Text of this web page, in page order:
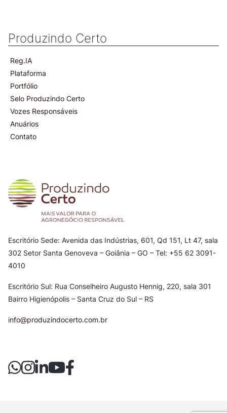
Produzindo Certo
Reg.IA
Plataforma
Portfólio
Selo Produzindo Certo
Vozes Responsáveis
Anuários
Contato
Escritório Sede: Avenida das Indústrias, 601, Qd 151, Lt 47, sala
302 Setor Santa Genoveva – Goiânia – GO – Tel: +55 62 3091-
4010
Escritório Sul: Rua Conselheiro Augusto Hennig, 220, sala 301
Bairro Higienópolis – Santa Cruz do Sul – RS
info@produzindocerto.com.br